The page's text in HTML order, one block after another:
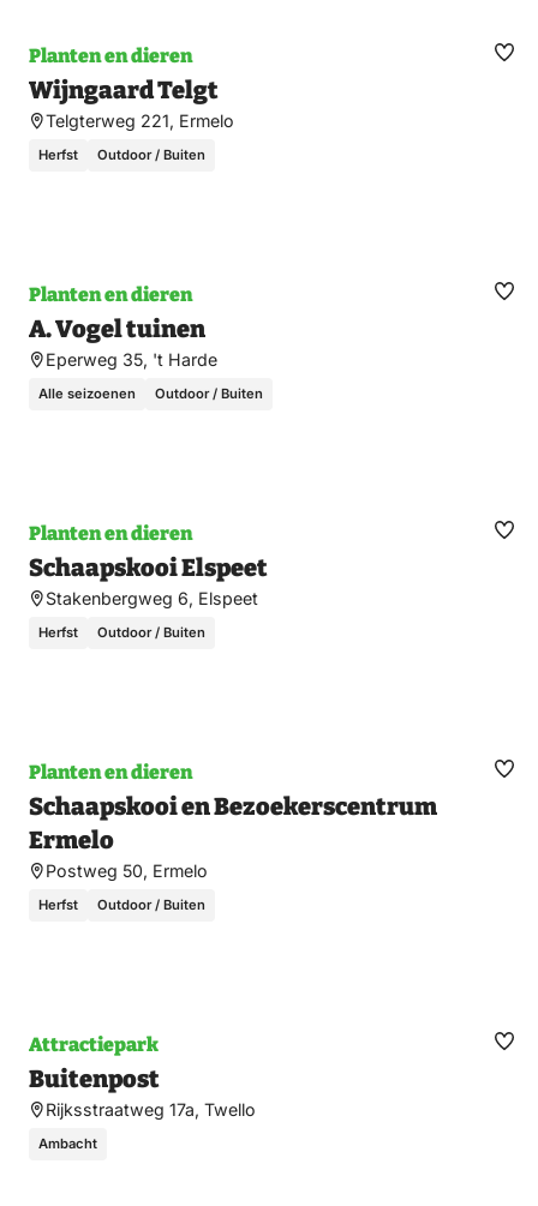
Planten en dieren
Wijngaard Telgt
Telgterweg 221, Ermelo
Herfst Outdoor / Buiten
Planten en dieren
A. Vogel tuinen
Eperweg 35, 't Harde
Alle seizoenen Outdoor / Buiten
Planten en dieren
Schaapskooi Elspeet
Stakenbergweg 6, Elspeet
Herfst Outdoor / Buiten
Planten en dieren
Schaapskooi en Bezoekerscentrum
Ermelo
Postweg 50, Ermelo
Herfst Outdoor / Buiten
Attractiepark
Buitenpost
Rijksstraatweg 17a, Twello
Ambacht